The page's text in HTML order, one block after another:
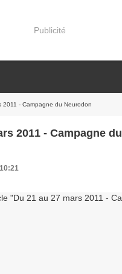
Publicité
2011 - Campagne du Neurodon
2011 - Campagne du